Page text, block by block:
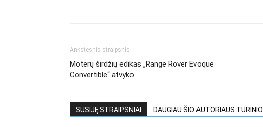
Ankstesnis straipsnis
Moterų širdžių ėdikas „Range Rover Evoque
Convertible“ atvyko
SUSIJĘ STRAIPSNIAI DAUGIAU ŠIO AUTORIAUS TURINIO